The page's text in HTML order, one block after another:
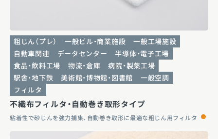
粗じん（プレ） 一般ビル・商業施設
一般工場施設
自動車関連
データセンター
半導体・電子工場
食品・飲料工場
物流・倉庫
病院・製薬工場
駅舎・地下鉄
美術館・博物館・図書館
一般空調
フィルタ
不織布フィルタ・自動巻き取形タイプ
粘着性で砂じんを強力捕集、自動巻き取形に最適な粗じん用フィルタ